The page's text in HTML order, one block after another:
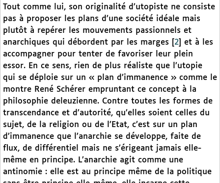
Tout comme lui, son originalité d’utopiste ne consiste
pas à proposer les plans d’une société idéale mais
plutôt à repérer les mouvements passionnels et
anarchiques qui débordent par les marges
2
et à les
accompagner pour tenter de favoriser leur plein
essor. En ce sens, rien de plus réaliste que l’utopie
qui se déploie sur un « plan d’immanence » comme le
montre René Schérer empruntant ce concept à la
philosophie deleuzienne. Contre toutes les formes de
transcendance et d’autorité, qu’elles soient celles du
sujet, de la religion ou de l’Etat, c’est sur un plan
d’immanence que l’anarchie se développe, faite de
flux, de différentiel mais ne s’érigeant jamais elle-
même en principe. L’anarchie agit comme une
antinomie : elle est au principe même de la politique